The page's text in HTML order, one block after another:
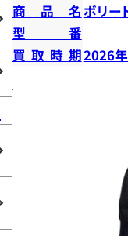
商品名ボリー
型番
買取時期2026